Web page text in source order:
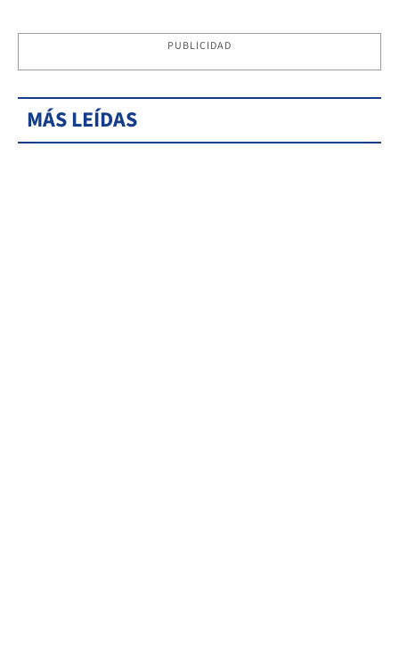
PUBLICIDAD
MÁS LEÍDAS